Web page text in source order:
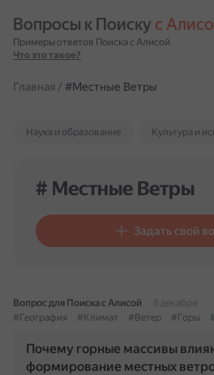
Вопросы к Поиску с
Примеры ответов Поиска с Алисой
Что это такое?
Главная / #Местные Ветры
Наука и образование Культура и
# Местные Ветры
Задать свой
Вопрос для Поиска с Алисой
8 декабря
#География
#Климат #Ветер #Горы
Почему горные массивы
формирование местных